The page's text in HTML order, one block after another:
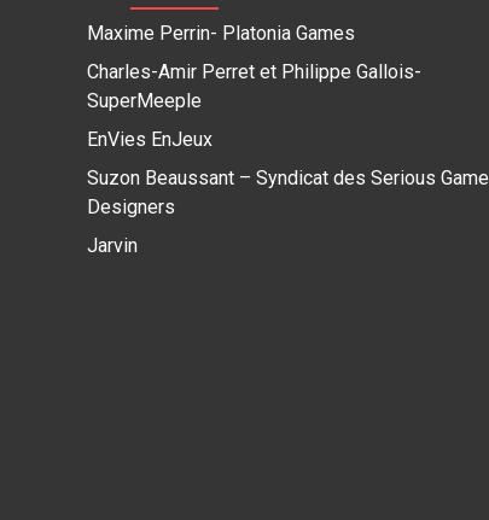
Maxime Perrin- Platonia Games
Charles-Amir Perret et Philippe Gallois-
SuperMeeple
EnVies EnJeux
Suzon Beaussant – Syndicat des Serious Game
Designers
Jarvin